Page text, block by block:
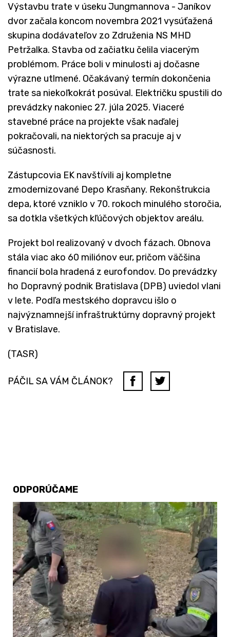
Výstavbu trate v úseku Jungmannova - Janíkov
dvor začala koncom novembra 2021 vysúťažená
skupina dodávateľov zo Združenia NS MHD
Petržalka. Stavba od začiatku čelila viacerým
problémom. Práce boli v minulosti aj dočasne
výrazne utlmené. Očakávaný termín dokončenia
trate sa niekoľkokrát posúval. Električku spustili do
prevádzky nakoniec 27. júla 2025. Viaceré
stavebné práce na projekte však naďalej
pokračovali, na niektorých sa pracuje aj v
súčasnosti.
Zástupcovia EK navštívili aj kompletne
zmodernizované Depo Krasňany. Rekonštrukcia
depa, ktoré vzniklo v 70. rokoch minulého storočia,
sa dotkla všetkých kľúčových objektov areálu.
Projekt bol realizovaný v dvoch fázach. Obnova
stála viac ako 60 miliónov eur, pričom väčšina
financií bola hradená z eurofondov. Do prevádzky
ho Dopravný podnik Bratislava (DPB) uviedol vlani
v lete. Podľa mestského dopravcu išlo o
najvýznamnejší infraštruktúrny dopravný projekt
v Bratislave.
(TASR)
PÁČIL SA VÁM ČLÁNOK?
ODPORÚČAME